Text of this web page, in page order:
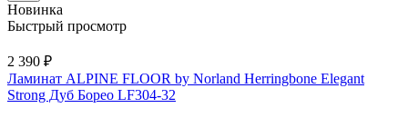
Новинка
Быстрый просмотр
2 390 ₽
Ламинат ALPINE FLOOR by Norland Herringbone Elegant
Strong Дуб Борео LF304-32